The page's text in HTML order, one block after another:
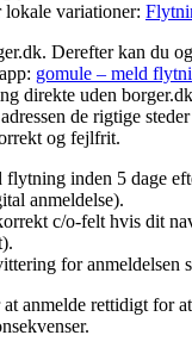
variationer:
Derefter kan du
gomule – meld
direkte uden
de rigtige
og fejlfrit.
flytning inden 5 dage
anmeldelse).
c/o-felt hvis dit
for anmeldelsen
anmelde rettidigt for